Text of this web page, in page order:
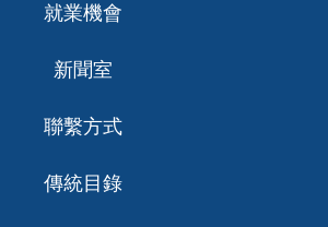
就業機會
新聞室
聯繫方式
傳統目錄